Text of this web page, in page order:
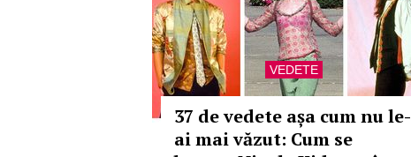
VEDETE
37 de vedete așa cum nu le-
ai mai văzut: Cum se